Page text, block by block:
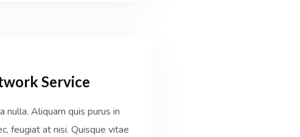
Service
nulla. Aliquam quis purus in
feugiat at nisi. Quisque vitae